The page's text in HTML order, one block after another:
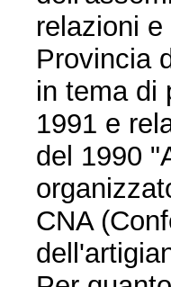
relazioni
Provincia
in tema di
1991 e
del 1990
CNA